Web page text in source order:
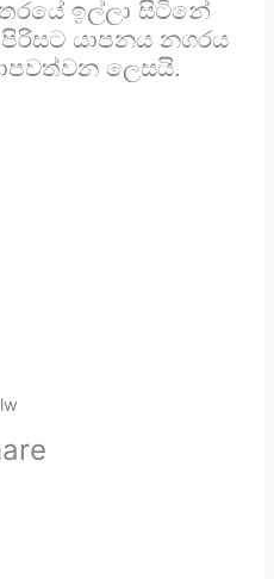
ඉල්ලා සිටිනේ
යාපනය නගරය
ලෙසයි.